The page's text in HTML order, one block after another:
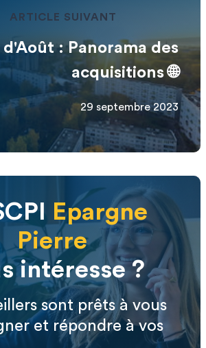
ARTICLE SUIVANT
d'Août : Panorama des
acquisitions 🌐
29 septembre 2023
Epargne
Pierre
intéresse ?
sont prêts à vous
et répondre à vos